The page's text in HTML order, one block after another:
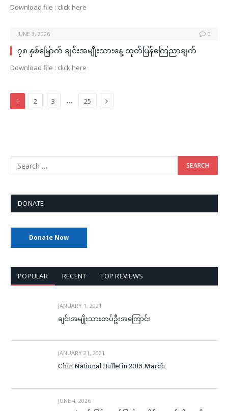
Download file : click here
JUNE 3, 2026 0
၇၈ နှစ်မြောက် ချင်းအမျိုးသားနေ့ ထုတ်ပြန်ကြေညာချက်
Download file : click here
1 2 3 … 25 Next
DONATE
Donate Now
POPULAR RECENT TOP REVIEWS
JANUARY 1, 2021
ချင်းအမျိုးသားတပ်ဦးအကြောင်း
JANUARY 21, 2021
Chin National Bulletin 2015 March
JUNE 4, 2026